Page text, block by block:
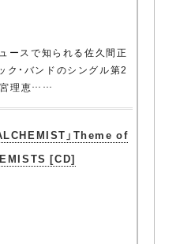
ースで知られる佐久間正
ク・バンドのシングル第2
宮理恵……
」Theme of
[CD]